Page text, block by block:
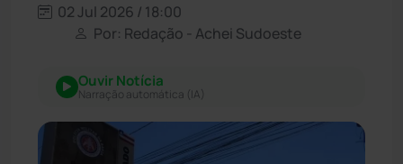
02 Jul 2026 / 18:00
Por: Redação - Achei Sudoeste
Ouvir Notícia
Narração automática (IA)